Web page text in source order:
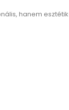
hanem